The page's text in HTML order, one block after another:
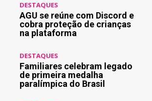
DESTAQUES
AGU se reúne com Discord e
cobra proteção de crianças
na plataforma
DESTAQUES
Familiares celebram legado
de primeira medalha
paralímpica do Brasil